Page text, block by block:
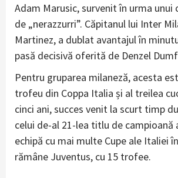
Adam Marusic, survenit în urma unui
de „nerazzurri”. Căpitanul lui Inter
Martinez, a dublat avantajul în
pasă decisivă oferită de Denzel
Pentru gruparea milaneză, acesta
trofeu din Coppa Italia și al treilea
cinci ani, succes venit la scurt timp
celui de-al 21-lea titlu de campioană
echipă cu mai multe Cupe ale Italiei
rămâne Juventus, cu 15 trofee.